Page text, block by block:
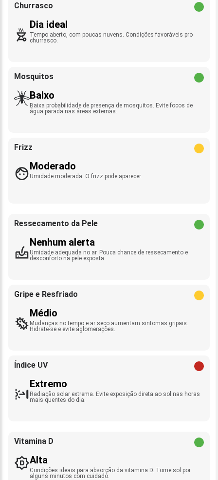
Churrasco
Dia ideal
Tempo aberto, com poucas nuvens. Condições favoráveis pro
churrasco.
Mosquitos
Baixo
Baixa probabilidade de presença de mosquitos. Evite focos de
água parada nas áreas externas.
Frizz
Moderado
Umidade moderada. O frizz pode aparecer.
Ressecamento da Pele
Nenhum alerta
Umidade adequada no ar. Pouca chance de ressecamento e
desconforto na pele exposta.
Gripe e Resfriado
Médio
Mudanças no tempo e ar seco aumentam sintomas gripais.
Hidrate-se e evite aglomerações.
Índice UV
Extremo
Radiação solar extrema. Evite exposição direta ao sol nas horas
mais quentes do dia.
Vitamina D
Alta
Condições ideais para absorção da vitamina D. Tome sol por
alguns minutos com cuidado.